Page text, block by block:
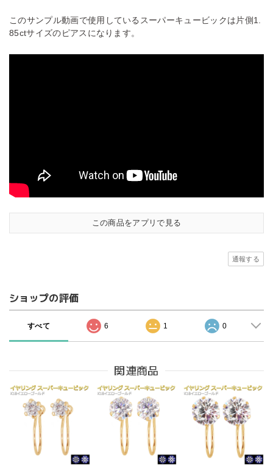
このサンプル動画で使用しているスーパーキュービックは片側1.
85ctサイズのピアスになります。
この商品をアプリで見る
通報する
ショップの評価
すべて 6 1 0
関連商品